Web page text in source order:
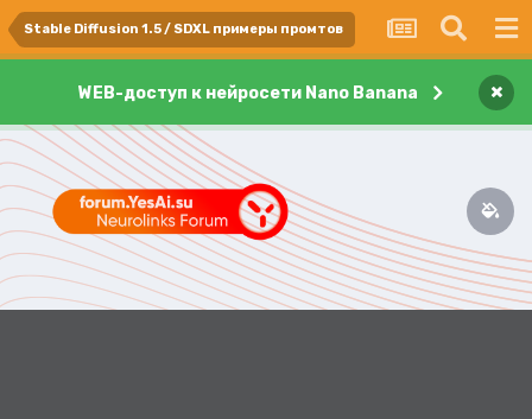
Stable Diffusion 1.5 / SDXL примеры промтов
WEB-доступ к нейросети Nano Banana ×